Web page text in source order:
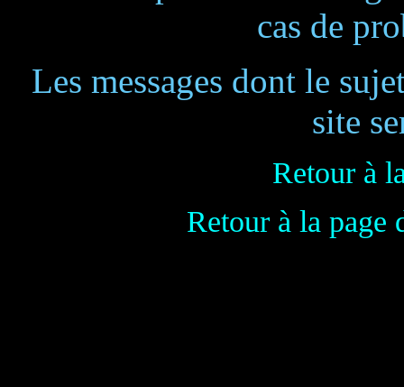
cas de
Les messages dont le
site
Retour à
Retour à la page